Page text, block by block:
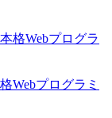
Webプログラミ